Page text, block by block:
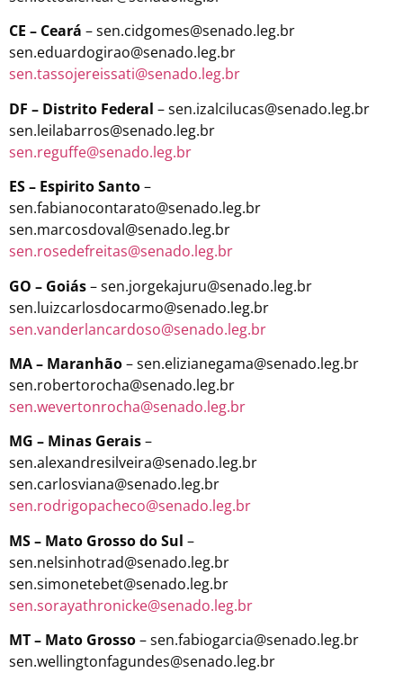
CE – Ceará – sen.cidgomes@senado.leg.br
sen.eduardogirao@senado.leg.br
sen.tassojereissati@senado.leg.br
DF – Distrito Federal – sen.izalcilucas@senado.leg.br
sen.leilabarros@senado.leg.br
sen.reguffe@senado.leg.br
ES – Espirito Santo–
sen.fabianocontarato@senado.leg.br
sen.marcosdoval@senado.leg.br
sen.rosedefreitas@senado.leg.br
GO – Goiás– sen.jorgekajuru@senado.leg.br
sen.luizcarlosdocarmo@senado.leg.br
sen.vanderlancardoso@senado.leg.br
MA – Maranhão– sen.elizianegama@senado.leg.br
sen.robertorocha@senado.leg.br
sen.wevertonrocha@senado.leg.br
MG – Minas Gerais–
sen.alexandresilveira@senado.leg.br
sen.carlosviana@senado.leg.br
sen.rodrigopacheco@senado.leg.br
MS – Mato Grosso do Sul –
sen.nelsinhotrad@senado.leg.br
sen.simonetebet@senado.leg.br
sen.sorayathronicke@senado.leg.br
MT – Mato Grosso– sen.fabiogarcia@senado.leg.br
sen.wellingtonfagundes@senado.leg.br